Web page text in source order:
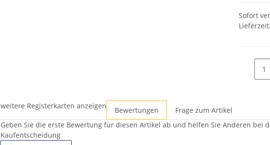
Sofort
Lieferzeit:
weitere Registerkarten anzeigen Bewertungen
Frage zum Artikel
Geben Sie die erste Bewertung für diesen Artikel ab und helfen Sie Anderen bei
Kaufentscheidung